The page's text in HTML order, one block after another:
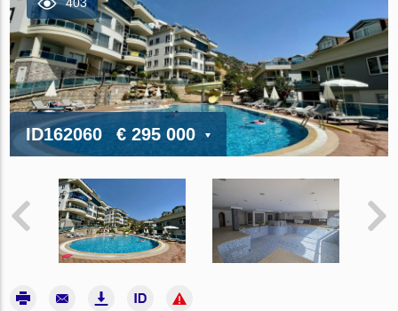
ID162060 € 295 000